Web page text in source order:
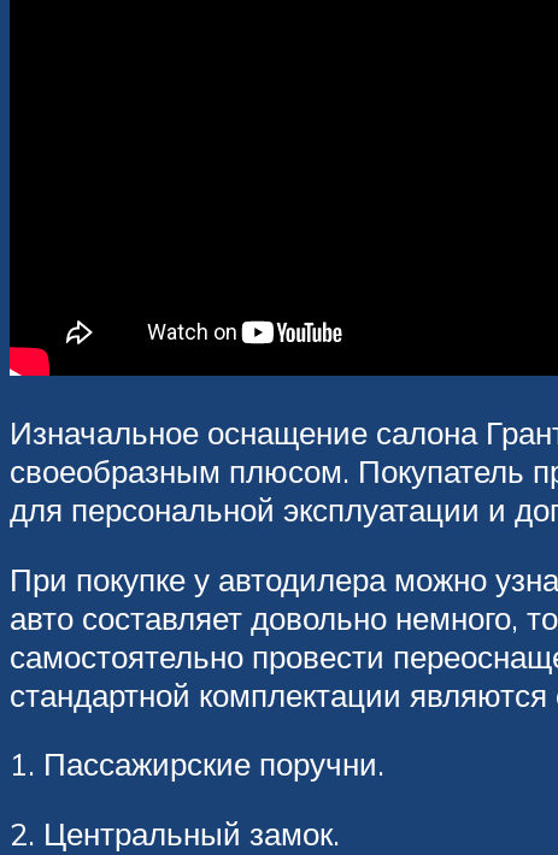
Изначальное оснащение салона
своеобразным плюсом. Покупатель
для персональной эксплуатации и
При покупке у автодилера можно
авто составляет довольно
самостоятельно провести
стандартной комплектации
1. Пассажирские поручни.
2. Центральный замок.